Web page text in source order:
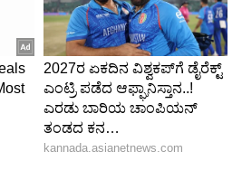
ಈ ಬಗ್ಗೆ
ನಾನು ಸೇವಿಸುವ ಆಹಾರವೇ
ನೀಡುತ್ತಿತ್ತು. ನನ್ನ
ಸಣ್ಣ ತೊಂದರೆಯಾದರೂ ನನ್ನ